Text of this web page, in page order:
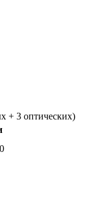
+ 3 оптических)